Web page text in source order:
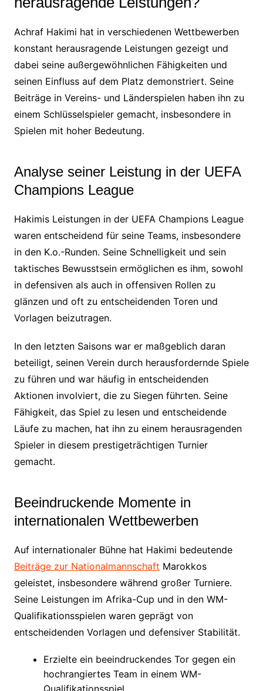
Achraf Hakimi hat in verschiedenen Wettbewerben
konstant herausragende Leistungen gezeigt und
dabei seine außergewöhnlichen Fähigkeiten und
seinen Einfluss auf dem Platz demonstriert. Seine
Beiträge in Vereins- und Länderspielen haben ihn zu
einem Schlüsselspieler gemacht, insbesondere in
Spielen mit hoher Bedeutung.
Analyse seiner Leistung in der UEFA
Champions League
Hakimis Leistungen in der UEFA Champions League
waren entscheidend für seine Teams, insbesondere
in den K.o.-Runden. Seine Schnelligkeit und sein
taktisches Bewusstsein ermöglichen es ihm, sowohl
in defensiven als auch in offensiven Rollen zu
glänzen und oft zu entscheidenden Toren und
Vorlagen beizutragen.
In den letzten Saisons war er maßgeblich daran
beteiligt, seinen Verein durch herausfordernde Spiele
zu führen und war häufig in entscheidenden
Aktionen involviert, die zu Siegen führten. Seine
Fähigkeit, das Spiel zu lesen und entscheidende
Läufe zu machen, hat ihn zu einem herausragenden
Spieler in diesem prestigeträchtigen Turnier
gemacht.
Beeindruckende Momente in
internationalen Wettbewerben
Auf internationaler Bühne hat Hakimi bedeutende
Beiträge zur Nationalmannschaft Marokkos
geleistet, insbesondere während großer Turniere.
Seine Leistungen im Afrika-Cup und in den WM-
Qualifikationsspielen waren geprägt von
entscheidenden Vorlagen und defensiver Stabilität.
Erzielte ein beeindruckendes Tor gegen ein
hochrangiertes Team in einem WM-
Qualifikationsspiel.